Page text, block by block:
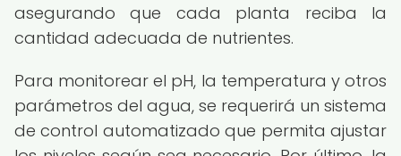
asegurando que cada planta reciba la
cantidad adecuada de nutrientes.
Para monitorear el pH, la temperatura y otros
parámetros del agua, se requerirá un sistema
de control automatizado que permita ajustar